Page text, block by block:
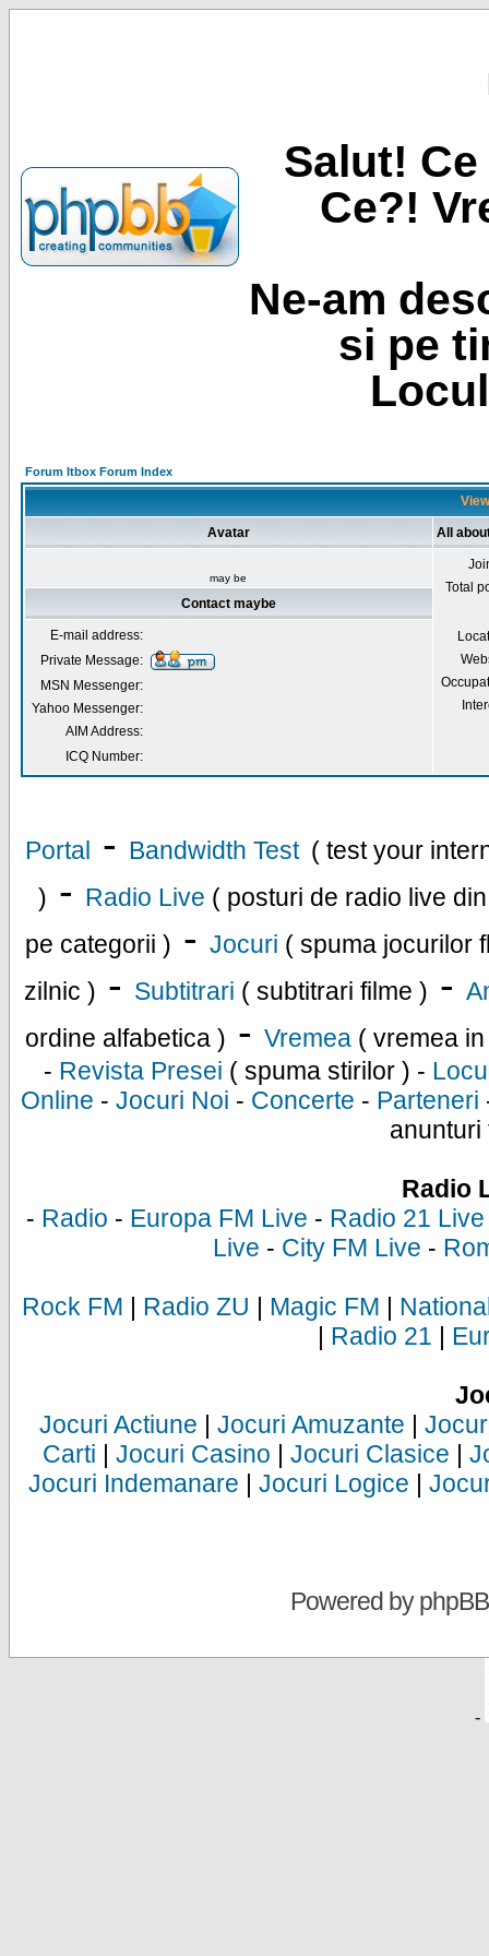
Salut!
Ce?!
Ne-am
si pe
Forum Itbox Forum Index
Avatar All
may be
Total
Contact maybe
E-mail address:
Private Message:
MSN Messenger:
Yahoo Messenger:
AIM Address:
ICQ Number:
Portal - Bandwidth Test ( test your
) - Radio Live ( posturi de radio live
pe categorii ) - Jocuri ( spuma jocurilor
zilnic ) - Subtitrari ( subtitrari filme ) -
ordine alfabetica ) - Vremea ( vremea
- Revista Presei ( spuma stirilor ) -
Online - Jocuri Noi - Concerte - Parteneri
anunturi
Radio
- Radio - Europa FM Live - Radio 21 Live
Live - City FM Live -
Rock FM | Radio ZU | Magic FM |
| Radio 21 |
Jocuri Actiune | Jocuri Amuzante |
Carti | Jocuri Casino | Jocuri Clasice |
Jocuri Indemanare | Jocuri Logice |
Powered byphpBB
-